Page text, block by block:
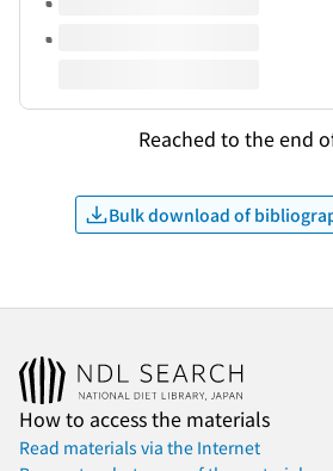
Reached to the end
Bulk download of
How to access the materials
Read materials via the Internet